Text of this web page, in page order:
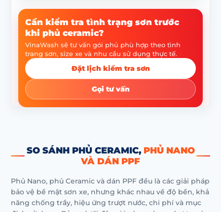
Cần kiểm tra tình trạng sơn trước
khi phủ ceramic?
VinaWash sẽ tư vấn gói phủ phù hợp theo tình
trạng sơn, size xe và nhu cầu sử dụng thực tế.
Đặt lịch kiểm tra sơn
Gọi tư vấn
SO SÁNH PHỦ CERAMIC, PHỦ NANO
VÀ DÁN PPF
Phủ Nano, phủ Ceramic và dán PPF đều là các giải pháp
bảo vệ bề mặt sơn xe, nhưng khác nhau về độ bền, khả
năng chống trầy, hiệu ứng trượt nước, chi phí và mục